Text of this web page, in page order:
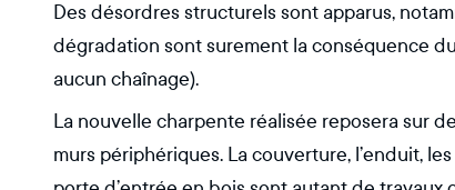
Des désordres structurels sont apparus,
dégradation sont surement la conséquence
aucun chaînage).
La nouvelle charpente réalisée reposera sur
murs périphériques. La couverture, l’enduit,